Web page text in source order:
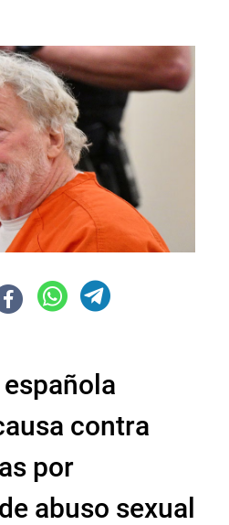
contra
por
abuso sexual